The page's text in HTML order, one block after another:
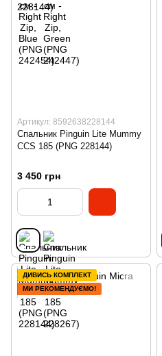
Артикул: 8592638228144
Спальник Pinguin Lite Mummy
CCS 185 (PNG 228144)
3 450 грн
ДИВИСЬ КОМПЛЕКТ
МИ РЕКОМЕНДУЄМО!